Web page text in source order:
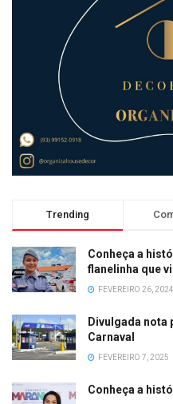
Trending
Conheça a
flanelinha que
FEVEREIRO 26, 2024
Divulgada nota
Carnaval
FEVEREIRO 7, 2025
Conheça a